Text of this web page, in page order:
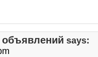
says: